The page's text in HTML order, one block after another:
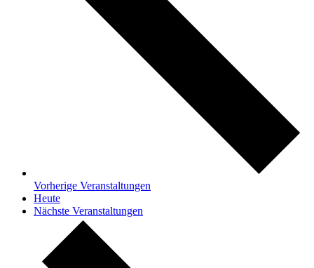
Vorherige Veranstaltungen
Heute
Nächste Veranstaltungen